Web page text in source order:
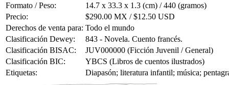
Formato / Peso:
14.7 x 33.3 x 1.3 (cm) / 440 (gramos)
Precio:
$290.00 MX / $12.50 USD
Derechos de venta para: Todo el mundo
Clasificación Dewey:
843 - Novela. Cuento francés.
Clasificación BISAC:
JUV000000 (Ficción Juvenil / General)
Clasificación BIC:
YBCS (Libros de cuentos ilustrados)
Etiquetas:
Diapasón; literatura infantil; música;